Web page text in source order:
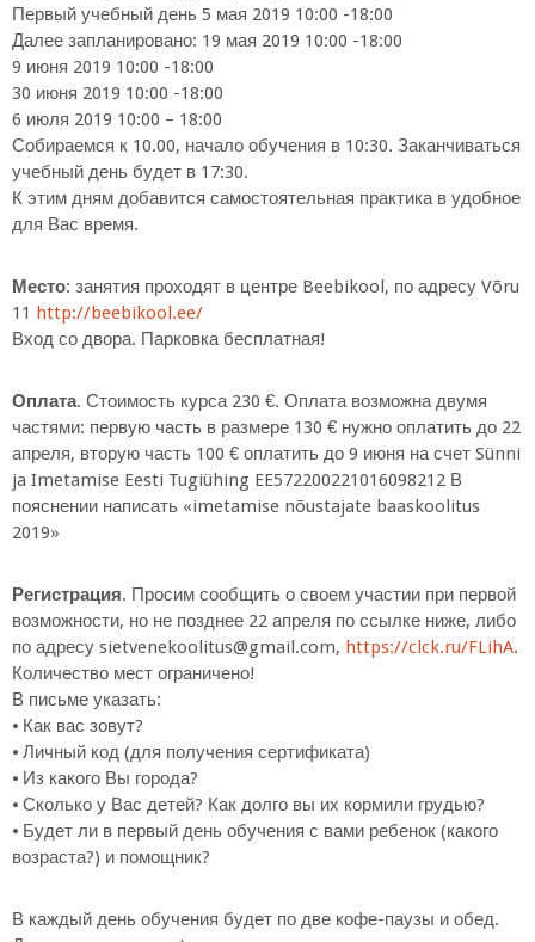
Первый учебный день 5 мая 2019 10:00 -18:00
Далее запланировано: 19 мая 2019 10:00 -18:00
9 июня 2019 10:00 -18:00
30 июня 2019 10:00 -18:00
6 июля 2019 10:00 – 18:00
Собираемся к 10.00, начало обучения в 10:30. Заканчиваться
учебный день будет в 17:30.
К этим дням добавится самостоятельная практика в удобное
для Вас время.
Место: занятия проходят в центре Beebikool, по адресу Võru
11 http://beebikool.ee/
Вход со двора. Парковка бесплатная!
Оплата. Стоимость курса 230 €. Оплата возможна двумя
частями: первую часть в размере 130 € нужно оплатить до 22
апреля, вторую часть 100 € оплатить до 9 июня на счет Sünni
ja Imetamise Eesti Tugiühing EE572200221016098212 В
пояснении написать «imetamise nõustajate baaskoolitus
2019»
Регистрация. Просим сообщить о своем участии при первой
возможности, но не позднее 22 апреля по ссылке ниже, либо
по адресу sietvenekoolitus@gmail.com, https://clck.ru/FLihA.
Количество мест ограничено!
В письме указать:
⦁ Как вас зовут?
⦁ Личный код (для получения сертификата)
⦁ Из какого Вы города?
⦁ Сколько у Вас детей? Как долго вы их кормили грудью?
⦁ Будет ли в первый день обучения с вами ребенок (какого
возраста?) и помощник?
В каждый день обучения будет по две кофе-паузы и обед.